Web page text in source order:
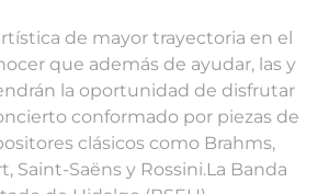
de mayor trayectoria en el
que además de ayudar, las y
la oportunidad de disfrutar
conformado por piezas de
clásicos como Brahms,
Saint-Saëns y Rossini.La Banda